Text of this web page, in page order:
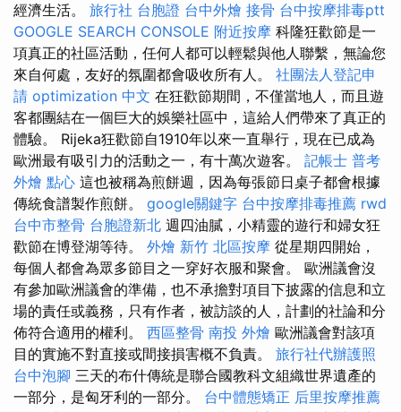
經濟生活。 旅行社 台胞證 台中外燴 接骨 台中按摩排毒ptt
GOOGLE SEARCH CONSOLE 附近按摩 科隆狂歡節是一
項真正的社區活動，任何人都可以輕鬆與他人聯繫，無論您
來自何處，友好的氛圍都會吸收所有人。 社團法人登記申
請 optimization 中文 在狂歡節期間，不僅當地人，而且遊
客都團結在一個巨大的娛樂社區中，這給人們帶來了真正的
體驗。 Rijeka狂歡節自1910年以來一直舉行，現在已成為
歐洲最有吸引力的活動之一，有十萬次遊客。 記帳士 普考
外燴 點心 這也被稱為煎餅週，因為每張節日桌子都會根據
傳統食譜製作煎餅。 google關鍵字 台中按摩排毒推薦 rwd
台中市整骨 台胞證新北 週四油膩，小精靈的遊行和婦女狂
歡節在博登湖等待。 外燴 新竹 北區按摩 從星期四開始，
每個人都會為眾多節目之一穿好衣服和聚會。 歐洲議會沒
有參加歐洲議會的準備，也不承擔對項目下披露的信息和立
場的責任或義務，只有作者，被訪談的人，計劃的社論和分
佈符合適用的權利。 西區整骨 南投 外燴 歐洲議會對該項
目的實施不對直接或間接損害概不負責。 旅行社代辦護照
台中泡腳 三天的布什傳統是聯合國教科文組織世界遺產的
一部分，是匈牙利的一部分。 台中體態矯正 后里按摩推薦